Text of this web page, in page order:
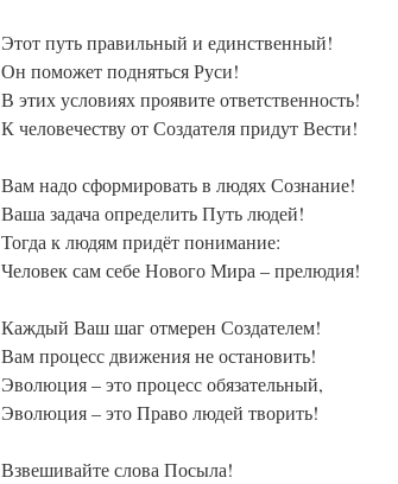
Этот путь правильный и единственный!
Он поможет подняться Руси!
В этих условиях проявите ответственность!
К человечеству от Создателя придут Вести!
Вам надо сформировать в людях Сознание!
Ваша задача определить Путь людей!
Тогда к людям придёт понимание:
Человек сам себе Нового Мира – прелюдия!
Каждый Ваш шаг отмерен Создателем!
Вам процесс движения не остановить!
Эволюция – это процесс обязательный,
Эволюция – это Право людей творить!
Взвешивайте слова Посыла!